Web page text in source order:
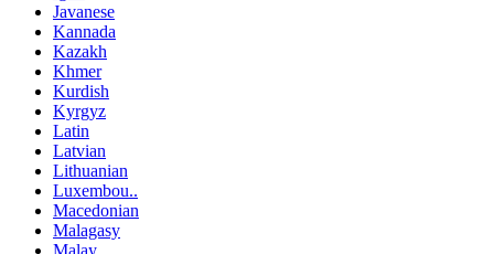
Javanese
Kannada
Kazakh
Khmer
Kurdish
Kyrgyz
Latin
Latvian
Lithuanian
Luxembou..
Macedonian
Malagasy